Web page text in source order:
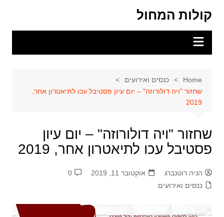
content
קולות המחול
Home
כנסים ואירועים
שחזור "ויה דולורוזה" – יום עיון פסטיבל עכו לתיאטרון אחר,
2019
שחזור "ויה דולורוזה" – יום עיון
פסטיבל עכו לתיאטרון אחר, 2019
הניה רוטנברג אוקטובר 11, 2019
0
כנסים ואירועים